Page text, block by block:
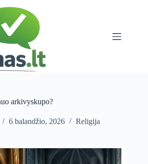
arkivyskupo?
6 balandžio, 2026 Religija